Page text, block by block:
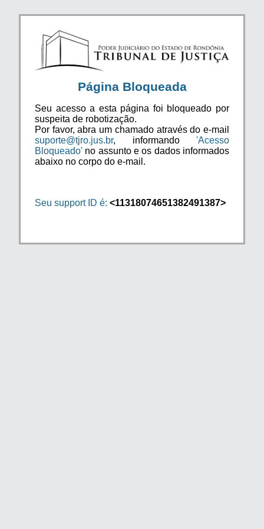
Página Bloqueada
Seu acesso a esta página foi bloqueado por
suspeita de robotização.
Por favor, abra um chamado através do e-mail
suporte@tjro.jus.br, informando 'Acesso
Bloqueado' no assunto e os dados informados
abaixo no corpo do e-mail.
Seu support ID é: <11318074651382491387>